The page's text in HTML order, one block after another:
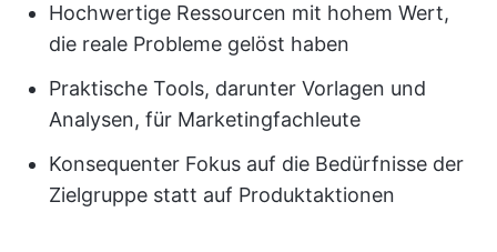
Hochwertige Ressourcen mit hohem Wert,
die reale Probleme gelöst haben
Praktische Tools, darunter Vorlagen und
Analysen, für Marketingfachleute
Konsequenter Fokus auf die Bedürfnisse der
Zielgruppe statt auf Produktaktionen